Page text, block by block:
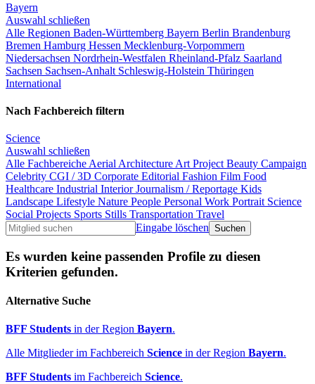
Bayern
Auswahl schließen
Alle Regionen Baden-Württemberg Bayern Berlin Brandenburg
Bremen Hamburg Hessen Mecklenburg-Vorpommern
Niedersachsen Nordrhein-Westfalen Rheinland-Pfalz Saarland
Sachsen Sachsen-Anhalt Schleswig-Holstein Thüringen
International
Nach Fachbereich filtern
Science
Auswahl schließen
Alle Fachbereiche Aerial Architecture Art Project Beauty Campaign
Celebrity CGI / 3D Corporate Editorial Fashion Film Food
Healthcare Industrial InteriorJournalism / Reportage Kids
Landscape Lifestyle Nature People Personal Work Portrait Science
Social Projects Sports Stills Transportation Travel
Eingabe löschen
Es wurden keine passenden Profile zu diesen
Kriterien gefunden.
Alternative Suche
BFF Students in der Region Bayern.
Alle Mitglieder im Fachbereich Science in der Region Bayern.
BFF Students im Fachbereich Science.